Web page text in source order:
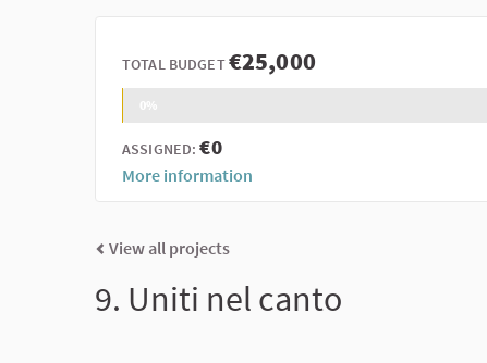
TOTAL BUDGET€25,000
ASSIGNED:€0
More information
View all projects
9. Uniti nel canto